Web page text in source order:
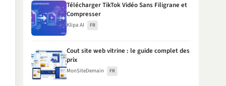
Télécharger TikTok Vidéo Sans Filigrane et
Compresser
Klipa AI FR
Cout site web vitrine : le guide complet des
prix
MonSiteDemain FR